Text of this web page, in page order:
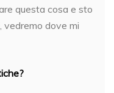
questa cosa e sto
vedremo dove mi